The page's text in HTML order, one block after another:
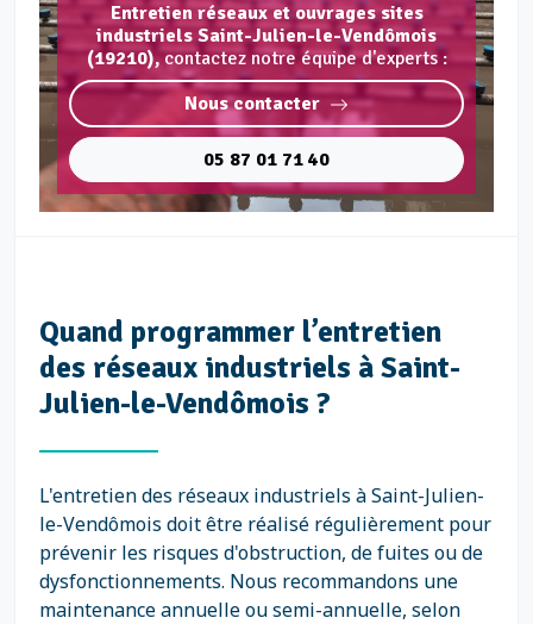
Entretien réseaux et ouvrages sites
industriels Saint-Julien-le-Vendômois
(19210), contactez notre équipe d'experts :
Nous contacter
05 87 01 71 40
Quand programmer l’entretien
des réseaux industriels à Saint-
Julien-le-Vendômois ?
L'entretien des réseaux industriels à Saint-Julien-
le-Vendômois doit être réalisé régulièrement pour
prévenir les risques d'obstruction, de fuites ou de
dysfonctionnements. Nous recommandons une
maintenance annuelle ou semi-annuelle, selon